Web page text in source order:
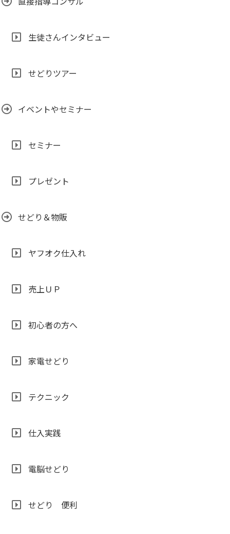
生徒さんインタビュー
せどりツアー
イベントやセミナー
セミナー
プレゼント
せどり＆物販
ヤフオク仕入れ
売上ＵＰ
初心者の方へ
家電せどり
テクニック
仕入実践
電脳せどり
せどり 便利